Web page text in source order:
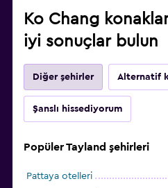
Ko Chang
iyi sonuçlar bulun
Diğer şehirler Alternatif
Şanslı hissediyorum
Popüler Tayland şehirleri
Pattaya otelleri